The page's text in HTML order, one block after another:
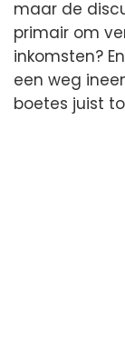
maar de
primair om
inkomsten?
een weg
boetes juist